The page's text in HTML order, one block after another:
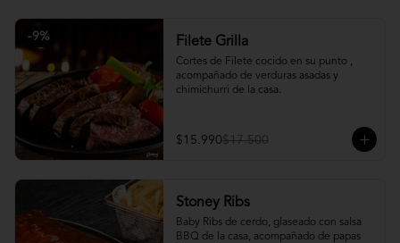
-9% Filete Grilla
Cortes de Filete cocido en su punto ,
acompañado de verduras asadas y
chimichurri de la casa.
$15.990$17.500
Stoney Ribs
Baby Ribs de cerdo, glaseado con salsa
BBQ de la casa, acompañado de papas